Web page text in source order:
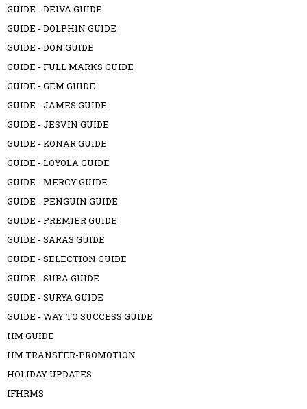
GUIDE - DEIVA GUIDE
GUIDE - DOLPHIN GUIDE
GUIDE - DON GUIDE
GUIDE - FULL MARKS GUIDE
GUIDE - GEM GUIDE
GUIDE - JAMES GUIDE
GUIDE - JESVIN GUIDE
GUIDE - KONAR GUIDE
GUIDE - LOYOLA GUIDE
GUIDE - MERCY GUIDE
GUIDE - PENGUIN GUIDE
GUIDE - PREMIER GUIDE
GUIDE - SARAS GUIDE
GUIDE - SELECTION GUIDE
GUIDE - SURA GUIDE
GUIDE - SURYA GUIDE
GUIDE - WAY TO SUCCESS GUIDE
HM GUIDE
HM TRANSFER-PROMOTION
HOLIDAY UPDATES
IFHRMS